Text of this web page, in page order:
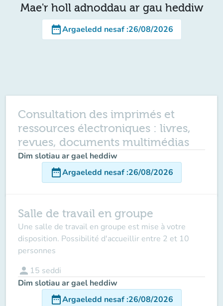
Mae'r holl adnoddau ar gau heddiw
date_rangeArgaeledd nesaf:26/08/2026
Consultation des imprimés et
ressources électroniques : livres,
revues, documents multimédias
Dim slotiau ar gael heddiw
date_rangeArgaeledd nesaf:26/08/2026
Salle de travail en groupe
Une salle de travail en groupe est mise à votre
disposition. Possibilité d'accueillir entre 2 et 10
personnes
person 15 seddi
Dim slotiau ar gael heddiw
date_rangeArgaeledd nesaf:26/08/2026